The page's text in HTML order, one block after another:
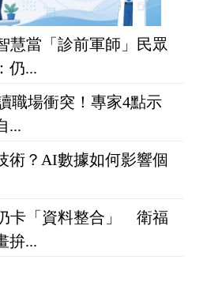
慧當「診前軍師」民眾
仍...
職場衝突！專家4點示
...
術？AI數據如何影響個
卡「資料整合」 衛福
拚...